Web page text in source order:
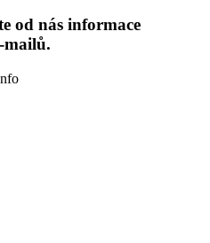
od nás informace
mailů.